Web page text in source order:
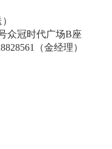
众冠时代广场B座
（金经理）